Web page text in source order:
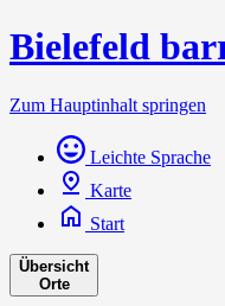
Bielefeld
Zum Hauptinhalt springen
Leichte Sprache
Karte
Start
Übersicht
Orte